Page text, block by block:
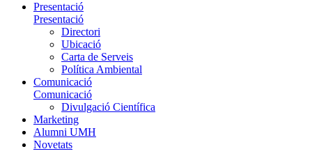
Presentació
Presentació
Directori
Ubicació
Carta de Serveis
Política Ambiental
Comunicació
Comunicació
Divulgació Científica
Marketing
Alumni UMH
Novetats